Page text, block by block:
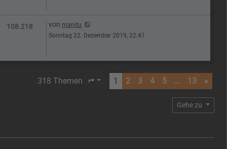
108.218 ZugriffeLetzter Beitrag
von manitu
Sonntag 22. Dezember 2019, 22:41
318 Themen Seite von13
1 2 3 4 5 … 13 »
Gehe zu